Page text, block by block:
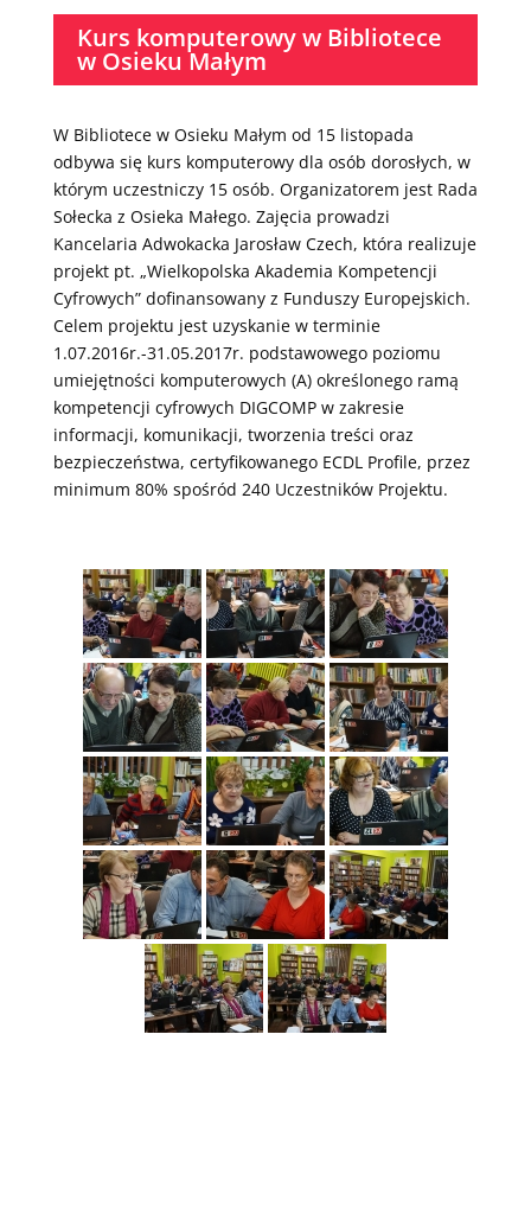
Kurs komputerowy w Bibliotece
w Osieku Małym
W Bibliotece w Osieku Małym od 15 listopada
odbywa się kurs komputerowy dla osób dorosłych, w
którym uczestniczy 15 osób. Organizatorem jest Rada
Sołecka z Osieka Małego. Zajęcia prowadzi
Kancelaria Adwokacka Jarosław Czech, która realizuje
projekt pt. „Wielkopolska Akademia Kompetencji
Cyfrowych” dofinansowany z Funduszy Europejskich.
Celem projektu jest uzyskanie w terminie
1.07.2016r.-31.05.2017r. podstawowego poziomu
umiejętności komputerowych (A) określonego ramą
kompetencji cyfrowych DIGCOMP w zakresie
informacji, komunikacji, tworzenia treści oraz
bezpieczeństwa, certyfikowanego ECDL Profile, przez
minimum 80% spośród 240 Uczestników Projektu.